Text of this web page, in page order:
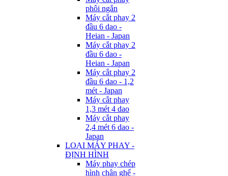
phôi ngắn
Máy cắt phay 2
đầu 6 dao -
Heian - Japan
Máy cắt phay 2
đầu 6 dao -
Heian - Japan
Máy cắt phay 2
đầu 6 dao - 1,2
mét - Japan
Máy cắt phay
1,3 mét 4 dao
Máy cắt phay
2,4 mét 6 dao -
Japan
LOẠI MÁY PHAY -
ĐỊNH HÌNH
Máy phay chép
hình chân ghế -